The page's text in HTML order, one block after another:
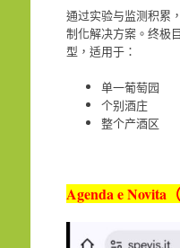
通过实验与监测积累
制化解决方案。终极
型，适用于：
单一葡萄园
个别酒庄
整个产酒区
Agenda e Novita